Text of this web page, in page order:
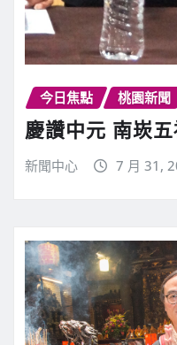
今日焦點 桃園新聞
慶讚中元 南崁
新聞中心 7 月 31,